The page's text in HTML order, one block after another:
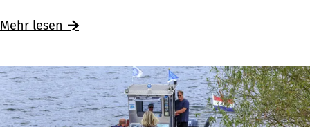
k
a
d
e
i
n
H
a
t
i
g
Mehr lesen Ü
e
r
N